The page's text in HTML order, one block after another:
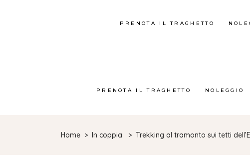
PRENOTA IL TRAGHETTO NOLEGGIO
PRENOTA IL TRAGHETTO
Home > In coppia > Trekking al tramonto sui tetti